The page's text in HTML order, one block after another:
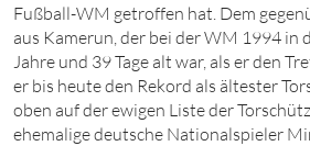
Fußball-WM getroffen hat. Dem
aus Kamerun, der bei der WM 1994 in
Jahre und 39 Tage alt war, als er den
er bis heute den Rekord als ältester
oben auf der ewigen Liste der
ehemalige deutsche Nationalspieler